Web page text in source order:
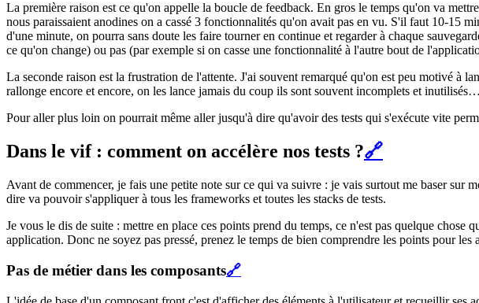
La première raison est ce qu'on appelle la boucle de feedback. En gros le temps qu'on va
nous paraissaient anodines on a cassé 3 fonctionnalités qu'on avait pas en vu. S'il faut 10-15
d'une minute, on pourra sans doute les faire tourner en continue et regarder à chaque
ce qu'on change) ou pas (par exemple si on casse une fonctionnalité à l'autre bout de
La seconde raison est la frustration de l'attente. J'ai souvent remarqué qu'on est peu motivé à
rallonge encore et encore, on les lance jamais du coup ils sont souvent incomplets et inutilisés…
Pour aller plus loin on pourrait même aller jusqu'à dire qu'avoir des tests qui s'exécute vite
Dans le vif : comment on accélère nos tests ?🔗
Avant de commencer, je fais une petite note sur ce qui va suivre : je vais surtout me baser sur
dire va pouvoir s'appliquer à tous les frameworks et toutes les stacks de tests.
Je vous le dis de suite : mettre en place ces points prend du temps, ce n'est pas quelque
application. Donc ne soyez pas pressé, prenez le temps de bien comprendre les points pour les
Pas de métier dans les composants🔗